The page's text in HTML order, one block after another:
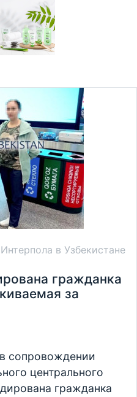
в Узбекистане
гражданка
за
сопровождении
центрального
гражданка